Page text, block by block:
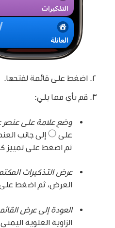
اضغط على قائمة لفتحها.
قم بأي مما يلي:
وضع علامة على
على
إلى جانب
ثم اضغط على تمييز
عرض التذكيرات
العرض، ثم اضغط على
العودة إلى عرض
الزاوية العلوية اليمنى.